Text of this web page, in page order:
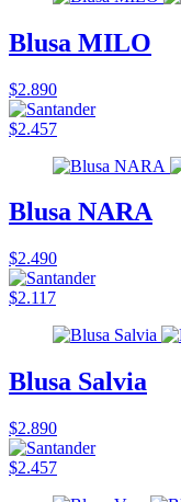
Blusa MILO
$2.890
$2.457
Blusa NARA
$2.490
$2.117
Blusa Salvia
$2.890
$2.457